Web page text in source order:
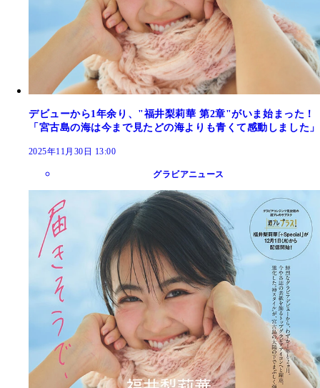
デビューから1年余り、"福井梨莉華 第2章"がいま始まった！
「宮古島の海は今まで見たどの海よりも青くて感動しました」
2025年11月30日 13:00
グラビアニュース